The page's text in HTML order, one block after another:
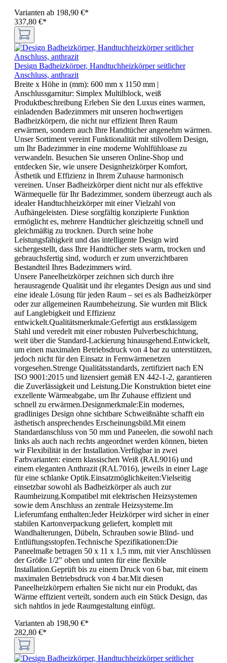
Varianten ab 198,90 €*
337,80 €*
Design Badheizkörper, Handtuchheizkörper seitlicher
Anschluss, anthrazit
Breite x Höhe in (mm): 600 mm x 1150 mm |
Anschlussgarnitur: Simplex Multilblock, weiß
Produktbeschreibung Erleben Sie den Luxus eines warmen,
einladenden Badezimmers mit unseren hochwertigen
Badheizkörpern, die nicht nur effizient Ihren Raum
erwärmen, sondern auch Ihre Handtücher angenehm wärmen.
Unser Sortiment vereint Funktionalität mit stilvollem Design,
um Ihr Badezimmer in eine moderne Wohlfühloase zu
verwandeln. Besuchen Sie unseren Online-Shop und
entdecken Sie, wie unsere Designheizkörper Komfort,
Ästhetik und Effizienz in Ihrem Zuhause harmonisch
vereinen. Unser Badheizkörper dient nicht nur als effektive
Wärmequelle für Ihr Badezimmer, sondern überzeugt auch als
idealer Handtuchheizkörper mit einer Vielzahl von
Aufhängeleisten. Diese sorgfältig konzipierte Funktion
ermöglicht es, mehrere Handtücher gleichzeitig schnell und
gleichmäßig zu trocknen. Durch seine hohe
Leistungsfähigkeit und das intelligente Design wird
sichergestellt, dass Ihre Handtücher stets warm, trocken und
gebrauchsfertig sind, wodurch er zum unverzichtbaren
Bestandteil Ihres Badezimmers wird.
Unsere Paneelheizkörper zeichnen sich durch ihre
herausragende Qualität und ihr elegantes Design aus und sind
eine ideale Lösung für jeden Raum – sei es als Badheizkörper
oder zur allgemeinen Raumbeheizung. Sie wurden mit Blick
auf Langlebigkeit und Effizienz
entwickelt.Qualitätsmerkmale:Gefertigt aus erstklassigem
Stahl und veredelt mit einer robusten Pulverbeschichtung,
weit über die Standard-Lackierung hinausgehend.Entwickelt,
um einen maximalen Betriebsdruck von 4 bar zu unterstützen,
jedoch nicht für den Einsatz in Fernwärmenetzen
vorgesehen.Strenge Qualitätsstandards, zertifiziert nach EN
ISO 9001:2015 und lizensiert gemäß EN 442-1-2, garantieren
die Zuverlässigkeit und Leistung.Die Konstruktion bietet eine
exzellente Wärmeabgabe, um Ihr Zuhause effizient und
schnell zu erwärmen.Designmerkmale:Ein modernes,
gradliniges Design ohne sichtbare Schweißnähte schafft ein
ästhetisch ansprechendes Erscheinungsbild.Mit einem
Standardanschluss von 50 mm und Paneelen, die sowohl nach
links als auch nach rechts angeordnet werden können, bieten
wir Flexibilität in der Installation.Verfügbar in zwei
Farbvarianten: einem klassischen Weiß (RAL9016) und
einem eleganten Anthrazit (RAL7016), jeweils in einer Lage
für eine schlanke Optik.Einsatzmöglichkeiten:Vielseitig
einsetzbar sowohl als Badheizkörper als auch zur
Raumheizung.Kompatibel mit elektrischen Heizsystemen
sowie dem Anschluss an zentrale Heizsysteme.Im
Lieferumfang enthalten:Jeder Heizkörper wird sicher in einer
stabilen Kartonverpackung geliefert, komplett mit
Wandhalterungen, Dübeln, Schrauben sowie Blind- und
Entlüftungsstopfen.Technische Spezifikationen:Die
Paneelmaße betragen 50 x 11 x 1,5 mm, mit vier Anschlüssen
der Größe 1/2" oben und unten für eine flexible
Installation.Geprüft bis zu einem Druck von 6 bar, mit einem
maximalen Betriebsdruck von 4 bar.Mit diesen
Paneelheizkörpern erhalten Sie nicht nur ein Produkt, das
Wärme effizient verteilt, sondern auch ein Stück Design, das
sich nahtlos in jede Raumgestaltung einfügt.
Varianten ab 198,90 €*
282,80 €*